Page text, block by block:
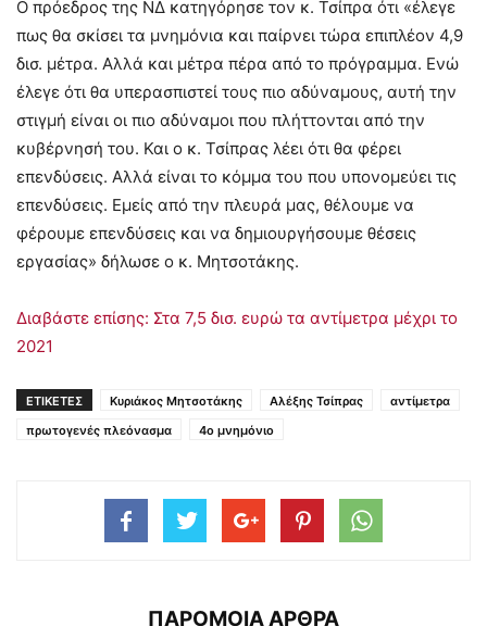
Ο πρόεδρος της ΝΔ κατηγόρησε τον κ. Τσίπρα ότι «έλεγε
πως θα σκίσει τα μνημόνια και παίρνει τώρα επιπλέον 4,9
δισ. μέτρα. Αλλά και μέτρα πέρα από το πρόγραμμα. Ενώ
έλεγε ότι θα υπερασπιστεί τους πιο αδύναμους, αυτή την
στιγμή είναι οι πιο αδύναμοι που πλήττονται από την
κυβέρνησή του. Και ο κ. Τσίπρας λέει ότι θα φέρει
επενδύσεις. Αλλά είναι το κόμμα του που υπονομεύει τις
επενδύσεις. Εμείς από την πλευρά μας, θέλουμε να
φέρουμε επενδύσεις και να δημιουργήσουμε θέσεις
εργασίας» δήλωσε ο κ. Μητσοτάκης.
Διαβάστε επίσης: Στα 7,5 δισ. ευρώ τα αντίμετρα μέχρι το
2021
ΕΤΙΚΕΤΕΣ Κυριάκος Μητσοτάκης Αλέξης Τσίπρας
αντίμετρα
πρωτογενές πλεόνασμα
4ο μνημόνιο
ΠΑΡΟΜΟΙΑ ΑΡΘΡΑ